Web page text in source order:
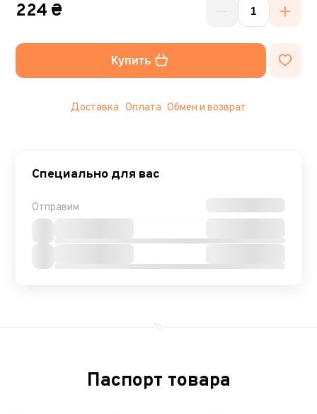
224 ₴
Купить
Доставка Оплата Обмен и возврат
Специально для вас
Отправим
Паспорт товара